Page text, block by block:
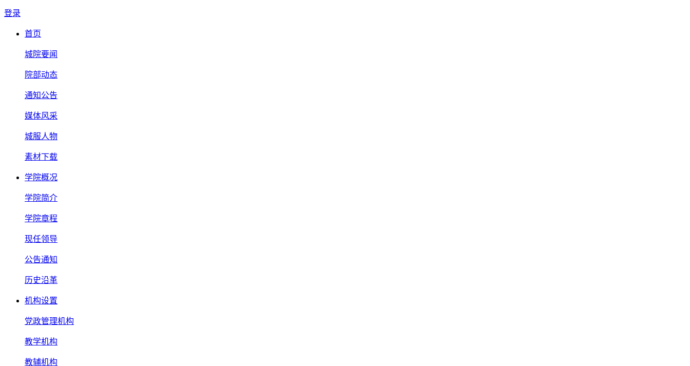
登录
首页
城院要闻
院部动态
通知公告
媒体风采
城服人物
素材下载
学院概况
学院简介
学院章程
现任领导
公告通知
历史沿革
机构设置
党政管理机构
教学机构
教辅机构